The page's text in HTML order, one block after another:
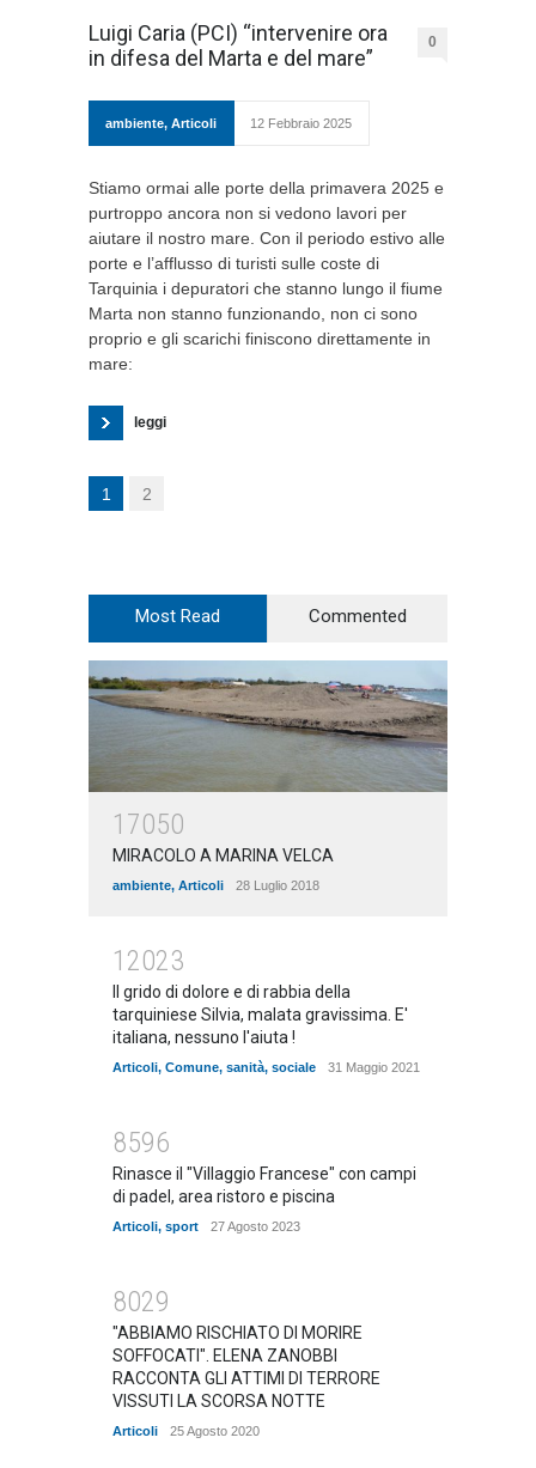
Luigi Caria (PCI) “intervenire ora
in difesa del Marta e del mare”
0
ambiente, Articoli 12 Febbraio 2025
Stiamo ormai alle porte della primavera 2025 e
purtroppo ancora non si vedono lavori per
aiutare il nostro mare. Con il periodo estivo alle
porte e l’afflusso di turisti sulle coste di
Tarquinia i depuratori che stanno lungo il fiume
Marta non stanno funzionando, non ci sono
proprio e gli scarichi finiscono direttamente in
mare:
leggi
1 2
Most Read Commented
17050
MIRACOLO A MARINA VELCA
ambiente, Articoli 28 Luglio 2018
12023
Il grido di dolore e di rabbia della
tarquiniese Silvia, malata gravissima. E'
italiana, nessuno l'aiuta !
Articoli, Comune, sanità, sociale 31 Maggio 2021
8596
Rinasce il "Villaggio Francese" con campi
di padel, area ristoro e piscina
Articoli, sport 27 Agosto 2023
8029
"ABBIAMO RISCHIATO DI MORIRE
SOFFOCATI". ELENA ZANOBBI
RACCONTA GLI ATTIMI DI TERRORE
VISSUTI LA SCORSA NOTTE
Articoli 25 Agosto 2020